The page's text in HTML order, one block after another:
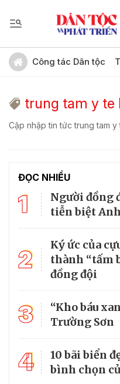
Công tác Dân tộc
trung tam y te
Cập nhập tin tức trung tam
ĐỌC NHIỀU
1
Người đồng
tiễn biệt
2
Ký ức của
thành “tấm
đồng đội
3
“Kho báu
Trường Sơn
4
10 bãi biển
bình chọn